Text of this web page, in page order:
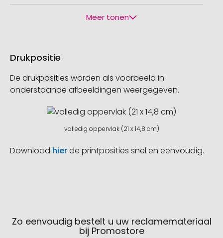
Meer tonen
Drukpositie
De drukposities worden als voorbeeld in
onderstaande afbeeldingen weergegeven.
volledig oppervlak (21 x 14,8 cm)
Download hierde printposities snel en eenvoudig.
Zo eenvoudig bestelt u uw reclamemateriaal
bij Promostore